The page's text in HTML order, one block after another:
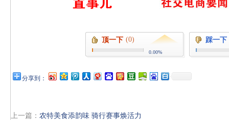
顶一下 (0)
0.00%
踩一下
分享到：
上一篇： 农特美食添韵味 骑行赛事焕活力